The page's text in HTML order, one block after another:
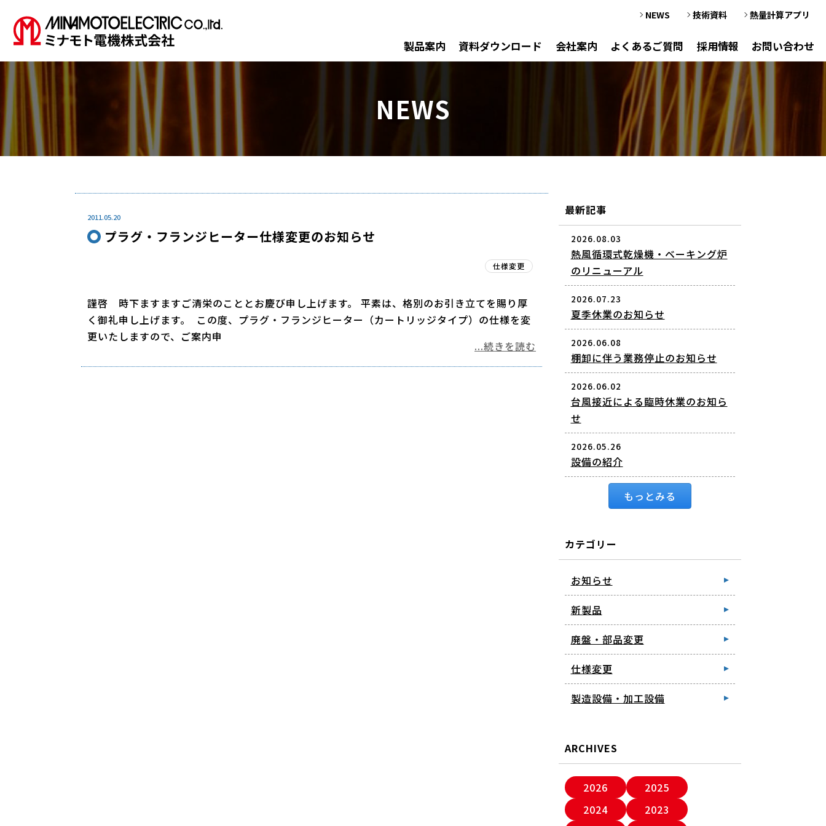
製品案内 資料ダウンロード 会社案内 よくあるご質問 採用情報 お問い合わせ
NEWS 技術資料 熱量計算アプリ
NEWS
2011.05.20
プラグ・フランジヒーター仕様変更のお知らせ
仕様変更
謹啓 時下ますますご清栄のこととお慶び申し上げます。 平素は、格別のお引き立てを賜り厚
く御礼申し上げます。 この度、プラグ・フランジヒーター（カートリッジタイプ）の仕様を変
更いたしますので、ご案内申
...続きを読む
最新記事
2026.08.03
熱風循環式乾燥機・ベーキング炉
のリニューアル
2026.07.23
夏季休業のお知らせ
2026.06.08
棚卸に伴う業務停止のお知らせ
2026.06.02
台風接近による臨時休業のお知ら
せ
2026.05.26
設備の紹介
もっとみる
カテゴリー
お知らせ
新製品
廃盤・部品変更
仕様変更
製造設備・加工設備
ARCHIVES
2026
2025
2024
2023